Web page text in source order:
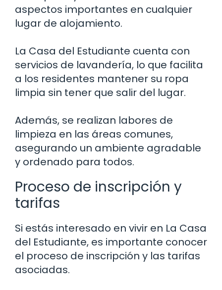
aspectos importantes en cualquier
lugar de alojamiento.
La Casa del Estudiante cuenta con
servicios de lavandería, lo que facilita
a los residentes mantener su ropa
limpia sin tener que salir del lugar.
Además, se realizan labores de
limpieza en las áreas comunes,
asegurando un ambiente agradable
y ordenado para todos.
Proceso de inscripción y
tarifas
Si estás interesado en vivir en La Casa
del Estudiante, es importante conocer
el proceso de inscripción y las tarifas
asociadas.